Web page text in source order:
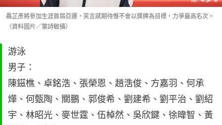
聶芷彥將參加生涯首屆亞運，笑言感期待惟不會以獎牌為目標，力爭最高名次。
（資料圖片／葉詩敏攝）
游泳
男子：
陳鎡樵、卓銘浩、張榮恩、趙浩俊、方嘉羽、何承
燁、何甄陶、關鵬、郭俊希、劉建希、劉平治、劉紹
宇、林昭光、麥世霆、伍棹然、吳欣鍵、徐暐智、黃